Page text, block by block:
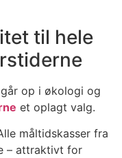
til hele
op i økologi og
et oplagt valg.
måltidskasser fra
– attraktivt for